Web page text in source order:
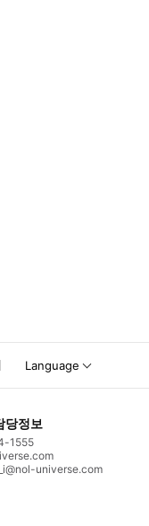
Language
당정보
1555
universe.com